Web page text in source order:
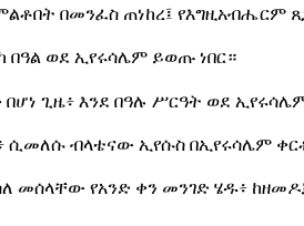
በመንፈስ ጠነከረ፤ የእግዚአብሔርም
ወደ ኢየሩሳሌም ይወጡ ነበር።
ጊዜ፥ እንደ በዓሉ ሥርዓት ወደ
ሲመለሱ ብላቴናው ኢየሱስ በኢየሩሳሌም
ስለ መሰላቸው የአንድ ቀን መንገድ ሄዱ፥